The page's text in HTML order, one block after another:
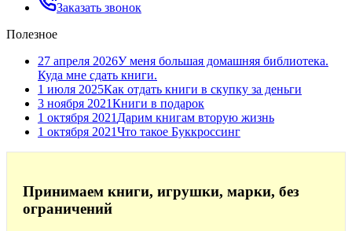
Заказать звонок
Полезное
27 апреля 2026У меня большая домашняя библиотека.
Куда мне сдать книги.
1 июля 2025Как отдать книги в скупку за деньги
3 ноября 2021Книги в подарок
1 октября 2021 Дарим книгам вторую жизнь
1 октября 2021Что такое Буккроссинг
Принимаем книги, игрушки, марки, без
ограничений